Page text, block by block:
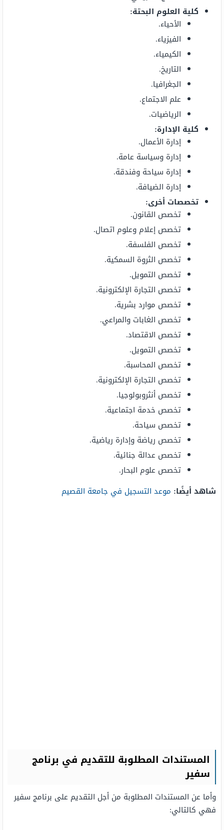
كلية العلوم البحتة:
الأحياء.
الفيزياء.
الكيمياء.
التاريخ.
الجغرافيا.
علم الاجتماع.
الرياضيات.
كلية الإدارة:
إدارة الأعمال.
إدارة وسياسة عامة.
إدارة سياحة وفندقة.
إدارة الضيافة.
تخصصات أخرى:
تخصص القانون.
تخصص إعلام وعلوم اتصال.
تخصص الفلسفة.
تخصص الثروة السمكية.
تخصص التمويل.
تخصص التجارة الإلكترونية.
تخصص موارد بشرية.
تخصص الغابات والمراعي.
تخصص الاقتصاد.
تخصص التمويل.
تخصص المحاسبة.
تخصص التجارة الإلكترونية.
تخصص أنثروبولوجيا.
تخصص خدمة اجتماعية.
تخصص سياحة.
تخصص رياضة وإدارة رياضية.
تخصص عدالة جنائية.
تخصص علوم البحار.
شاهد أيضًا: موعد التسجيل في جامعة القصيم
المستندات المطلوبة للتقديم في برنامج
سفير
وأما عن المستندات المطلوبة من أجل التقديم على برنامج سفير
فهي كالتالي: